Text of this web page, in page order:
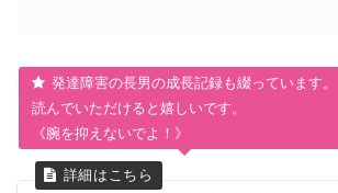
発達障害の長男の成長記録も綴っています。
読んでいただけると嬉しいです。
《腕を抑えないでよ！》